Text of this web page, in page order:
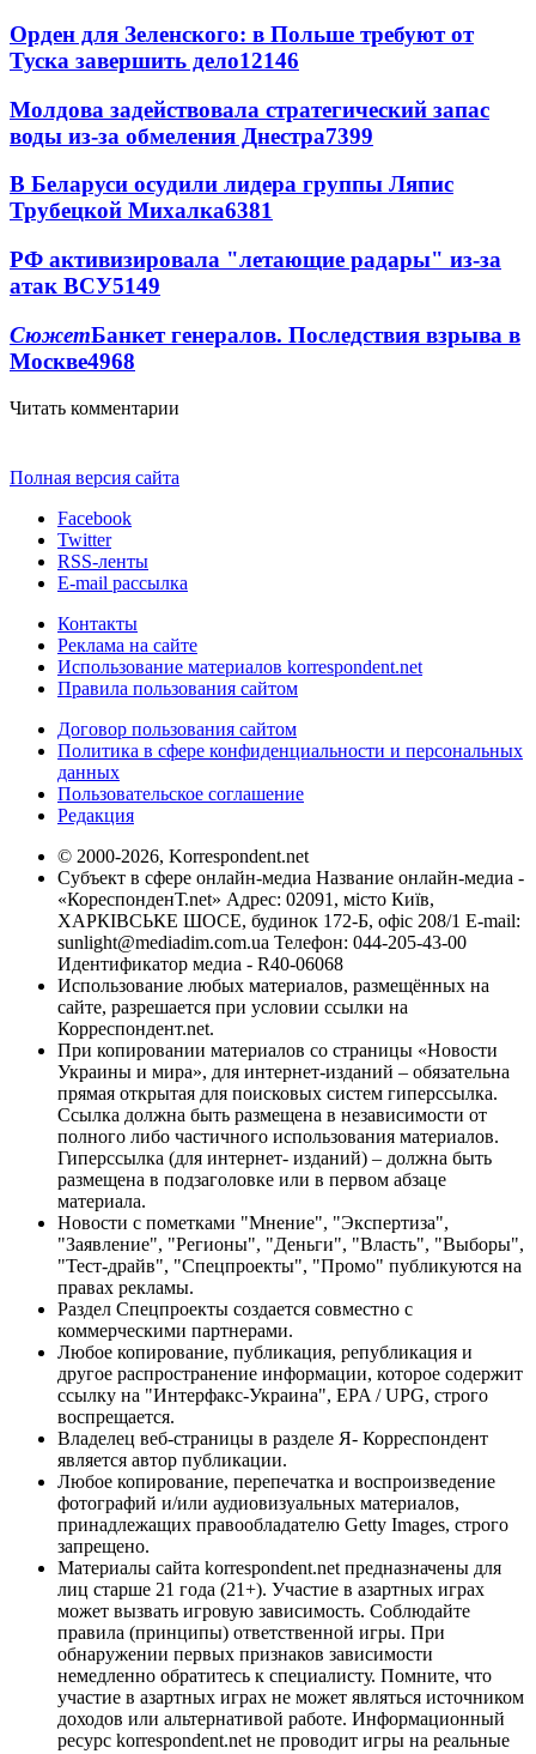
Орден для Зеленского: в Польше требуют от
Туска завершить дело12146
Молдова задействовала стратегический запас
воды из-за обмеления Днестра7399
В Беларуси осудили лидера группы Ляпис
Трубецкой Михалка6381
РФ активизировала "летающие радары" из-за
атак ВСУ5149
СюжетБанкет генералов. Последствия взрыва в
Москве4968
Читать комментарии
Полная версия сайта
Facebook
Twitter
RSS-ленты
E-mail рассылка
Контакты
Реклама на сайте
Использование материалов korrespondent.net
Правила пользования сайтом
Договор пользования сайтом
Политика в сфере конфиденциальности и персональных
данных
Пользовательское соглашение
Редакция
© 2000-2026, Korrespondent.net
Субъект в сфере онлайн-медиа Название онлайн-медиа -
«КореспонденТ.net» Адрес: 02091, місто Київ,
ХАРКІВСЬКЕ ШОСЕ, будинок 172-Б, офіс 208/1 E-mail:
sunlight@mediadim.com.ua Телефон: 044-205-43-00
Идентификатор медиа - R40-06068
Использование любых материалов, размещённых на
сайте, разрешается при условии ссылки на
Корреспондент.net.
При копировании материалов со страницы «Новости
Украины и мира», для интернет-изданий – обязательна
прямая открытая для поисковых систем гиперссылка.
Ссылка должна быть размещена в независимости от
полного либо частичного использования материалов.
Гиперссылка (для интернет- изданий) – должна быть
размещена в подзаголовке или в первом абзаце
материала.
Новости с пометками "Мнение", "Экспертиза",
"Заявление", "Регионы", "Деньги", "Власть", "Выборы",
"Тест-драйв", "Спецпроекты", "Промо" публикуются на
правах рекламы.
Раздел Спецпроекты создается совместно с
коммерческими партнерами.
Любое копирование, публикация, републикация и
другое распространение информации, которое содержит
ссылку на "Интерфакс-Украина", EPA / UPG, строго
воспрещается.
Владелец веб-страницы в разделе Я- Корреспондент
является автор публикации.
Любое копирование, перепечатка и воспроизведение
фотографий и/или аудиовизуальных материалов,
принадлежащих правообладателю Getty Images, строго
запрещено.
Материалы сайта korrespondent.net предназначены для
лиц старше 21 года (21+). Участие в азартных играх
может вызвать игровую зависимость. Соблюдайте
правила (принципы) ответственной игры. При
обнаружении первых признаков зависимости
немедленно обратитесь к специалисту. Помните, что
участие в азартных играх не может являться источником
доходов или альтернативой работе. Информационный
ресурс korrespondent.net не проводит игры на реальные